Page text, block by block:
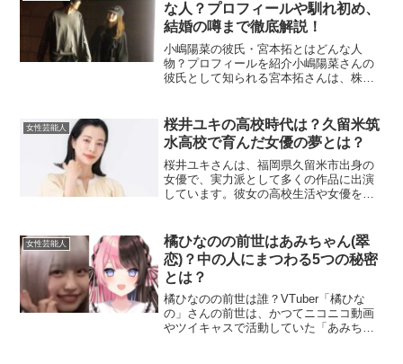
な人？プロフィールや馴れ初め、
結婚の噂まで徹底解説！
小嶋陽菜の彼氏・宮本拓とはどんな人
物？プロフィールを紹介小嶋陽菜さんの
彼氏として知られる宮本拓さんは、株式
で熊本県出身の宮本さんは、若手IT起業
家として注目されて...
女性芸能人
桜井ユキの高校時代は？久留米筑
水高校で育んだ女優の夢とは？
桜井ユキさんは、福岡県久留米市出身の
女優で、実力派として多くの作品に出演
しています。彼女の高校生活や女優を目
っていたの？桜井ユキさんの出身高校
は、福岡県にある久留米筑水...
女性芸能人
橘ひなのの前世はあみちゃん(翠
恋)？中の人にまつわる5つの秘密
とは？
橘ひなのの前世は誰？VTuber「橘ひな
の」さんの前世は、かつてニコニコ動画
やツイキャスで活動していた「あみちゃ